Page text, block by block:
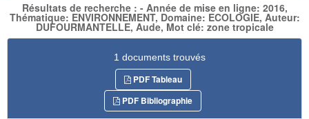
Résultats de recherche : - Année de mise en ligne: 2016,
Thématique: ENVIRONNEMENT, Domaine: ECOLOGIE, Auteur:
DUFOURMANTELLE, Aude, Mot clé: zone tropicale
1 documents trouvés
PDF Tableau
PDF Bibliographie